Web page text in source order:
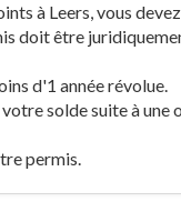
à Leers, vous
doit être
d'1 année révolue.
solde suite à une
permis.